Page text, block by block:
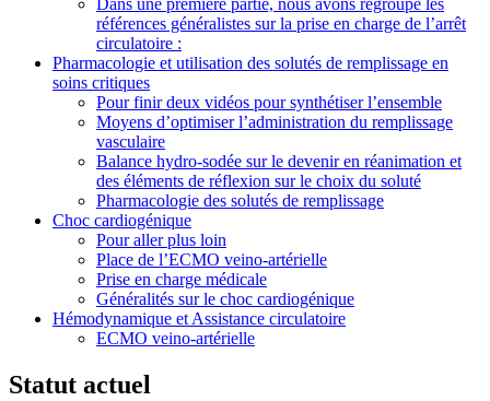
Dans une première partie, nous avons regroupé les
références généralistes sur la prise en charge de l’arrêt
circulatoire :
Pharmacologie et utilisation des solutés de remplissage en
soins critiques
Pour finir deux vidéos pour synthétiser l’ensemble
Moyens d’optimiser l’administration du remplissage
vasculaire
Balance hydro-sodée sur le devenir en réanimation et
des éléments de réflexion sur le choix du soluté
Pharmacologie des solutés de remplissage
Choc cardiogénique
Pour aller plus loin
Place de l’ECMO veino-artérielle
Prise en charge médicale
Généralités sur le choc cardiogénique
Hémodynamique et Assistance circulatoire
ECMO veino-artérielle
Statut actuel